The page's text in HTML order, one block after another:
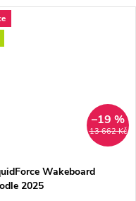
13 662 Kč
–19 %
Wakeboard
2025